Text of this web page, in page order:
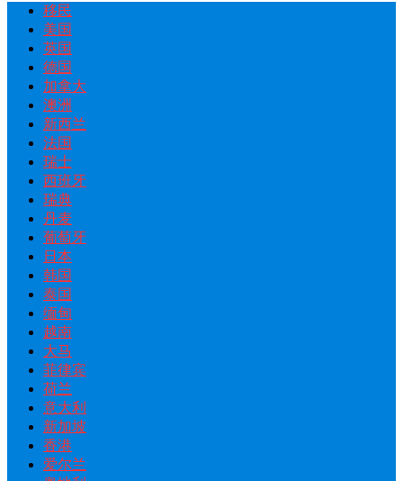
移民
美国
英国
德国
加拿大
澳洲
新西兰
法国
瑞士
西班牙
瑞典
丹麦
葡萄牙
日本
韩国
泰国
缅甸
越南
大马
菲律宾
荷兰
意大利
新加坡
香港
爱尔兰